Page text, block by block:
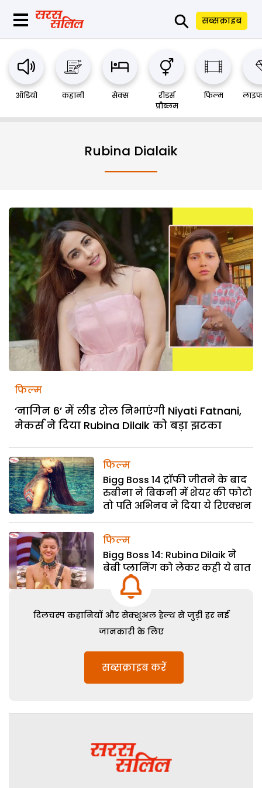
⚲ सब्सक्राइब
ऑडियो कहानी सेक्स
रीडर्स
प्रौब्लम
फिल्म
Rubina Dialaik
फिल्म
‘नागिन 6’ में लीड रोल निभाएंगी Niyati Fatnani,
मेकर्स ने दिया Rubina Dilaik को बड़ा झटका
फिल्म
Bigg Boss 14 ट्रॉफी जीतने के बाद
रुबीना ने बिकनी में शेयर की फोटो
तो पति अभिनव ने दिया ये रिएक्शन
फिल्म
Bigg Boss 14: Rubina Dilaik ने
बेबी प्लानिंग को लेकर कही ये बात
दिलचस्प कहानियों और सेक्शुअल हेल्थ से जुड़ी हर नई
जानकारी के लिए
सब्सक्राइब करें